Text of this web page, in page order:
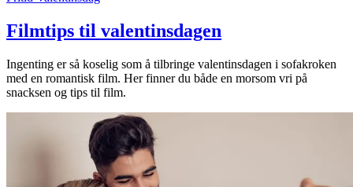
Filmtips til valentinsdagen
Ingenting er så koselig som å tilbringe valentinsdagen i sofakroken
med en romantisk film. Her finner du både en morsom vri på
snacksen og tips til film.